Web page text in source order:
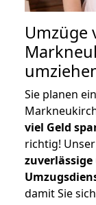
Umzüge
Sie planen
viel Geld
richtig!
zuverlässige
damit Sie